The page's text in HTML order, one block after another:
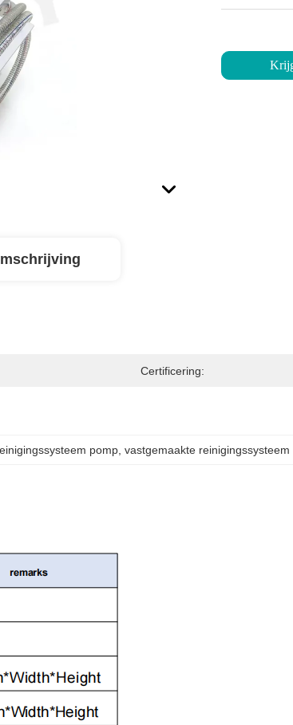
Certificering:
pomp vastgemaakte reinigingssysteem